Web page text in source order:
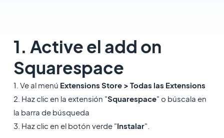
1. Active el add on
Squarespace
1. Ve al menú Extensions Store > Todas las Extensions
2. Haz clic en la extensión "Squarespace" o búscala en
la barra de búsqueda
3. Haz clic en el botón verde "Instalar".